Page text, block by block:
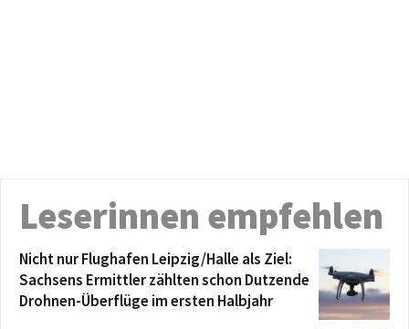
Leserinnen empfehlen
Nicht nur Flughafen Leipzig/Halle als Ziel:
Sachsens Ermittler zählten schon Dutzende
Drohnen-Überflüge im ersten Halbjahr